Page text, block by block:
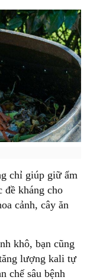
chỉ giúp giữ ẩm
đề kháng cho
cảnh, cây ăn
khô, bạn cũng
lượng kali tự
chế sâu bệnh